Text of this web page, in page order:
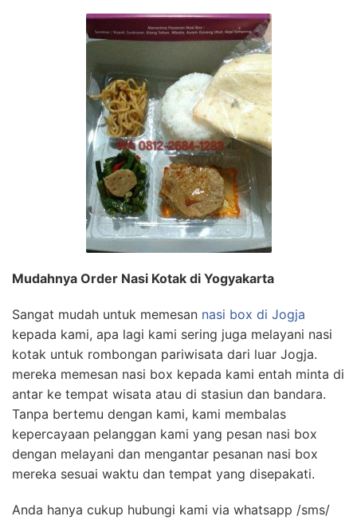
Mudahnya Order Nasi Kotak di Yogyakarta
Sangat mudah untuk memesan nasi box di Jogja
kepada kami, apa lagi kami sering juga melayani nasi
kotak untuk rombongan pariwisata dari luar Jogja.
mereka memesan nasi box kepada kami entah minta di
antar ke tempat wisata atau di stasiun dan bandara.
Tanpa bertemu dengan kami, kami membalas
kepercayaan pelanggan kami yang pesan nasi box
dengan melayani dan mengantar pesanan nasi box
mereka sesuai waktu dan tempat yang disepakati.
Anda hanya cukup hubungi kami via whatsapp /sms/